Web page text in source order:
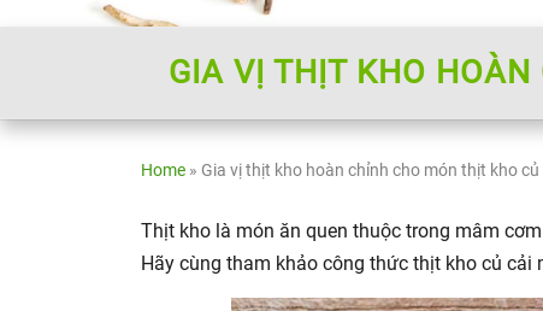
GIA VỊ THỊT KHO
Home » Gia vị thịt kho hoàn chỉnh cho món thịt kho
Thịt kho là món ăn quen thuộc trong mâm
Hãy cùng tham khảo công thức thịt kho củ